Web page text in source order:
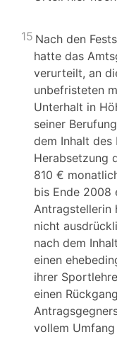
15 Nach den
hatte das
verurteilt, an
unbefristeten
Unterhalt in
seiner
dem Inhalt des
Herabsetzung
810 €
bis Ende 2008
Antragstellerin
nicht
nach dem
einen
ihrer
einen
vollem